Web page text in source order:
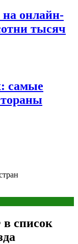
на онлайн-
тысяч
самые
список